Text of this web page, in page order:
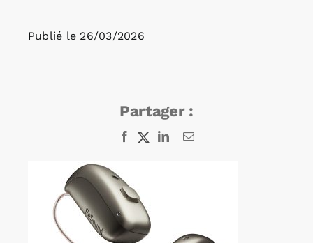
Rechercher:
Publié le 26/03/2026
Partager :
Facebook
X LinkedInEmail